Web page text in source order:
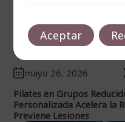
mayo 26, 2026
Pilates en Grupos
Personalizada Acelera la
Previene Lesiones
Aceptar